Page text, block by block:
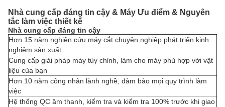
Nhà cung cấp đáng tin cậy & Máy Ưu điểm & Nguyên
tắc làm việc thiết kế
Nhà cung cấp đáng tin cậy
Hơn 15 năm nghiên cứu máy cắt chuyên nghiệp phát triển kinh
nghiệm sản xuất
Cung cấp giải pháp máy tùy chỉnh, làm cho máy phù hợp với vật
liệu của bạn
Hơn 10 năm công nhân lành nghề, đảm bảo mọi quy trình làm
việc
Hệ thống QC âm thanh, kiểm tra và kiểm tra 100% trước khi giao